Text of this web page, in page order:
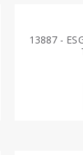
13887 -